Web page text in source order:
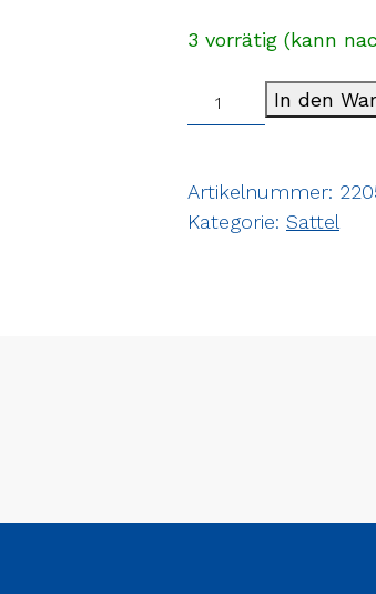
3 vorrätig (kann
In den
Artikelnummer:
Kategorie: Sattel